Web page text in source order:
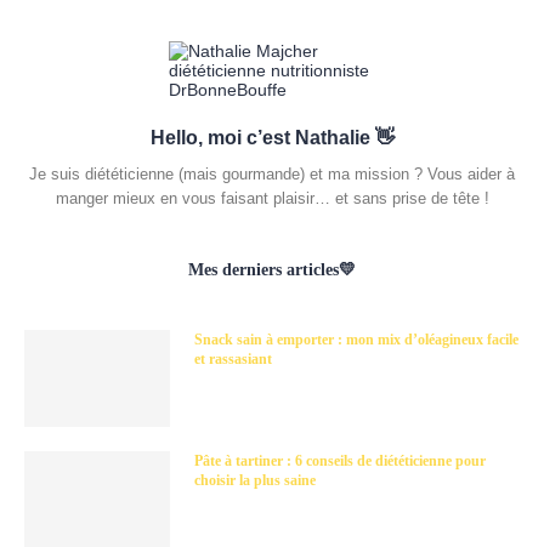
Hello, moi c’est Nathalie 👋
Je suis diététicienne (mais gourmande) et ma mission ? Vous aider à
manger mieux en vous faisant plaisir… et sans prise de tête !
Mes derniers articles💛
Snack sain à emporter : mon mix d’oléagineux facile
et rassasiant
Pâte à tartiner : 6 conseils de diététicienne pour
choisir la plus saine